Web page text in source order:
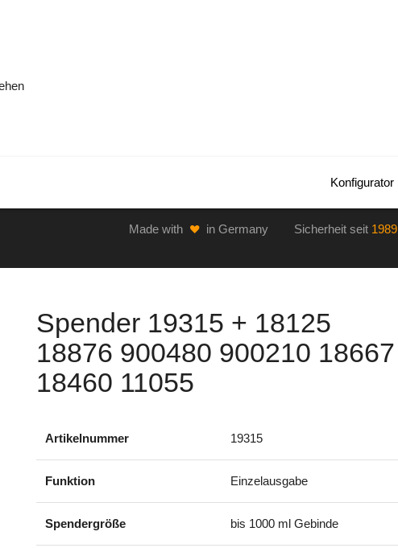
Konfigurator
Made with in Germany Sicherheit seit 1989
Spender 19315 + 18125
18876 900480 900210 18667
18460 11055
Artikelnummer 19315
Funktion Einzelausgabe
Spendergröße bis 1000 ml Gebinde